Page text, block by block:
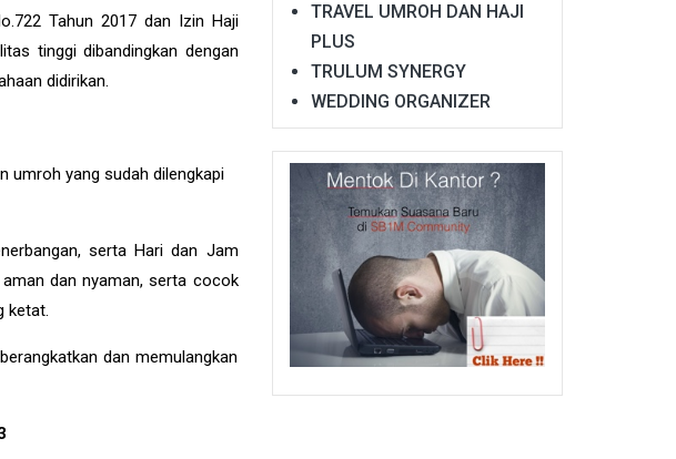
Tahun 2017 dan Izin Haji
tinggi dibandingkan dengan
didirikan.
umroh yang sudah dilengkapi
serta Hari dan Jam
dan nyaman, serta cocok
ketat.
dan memulangkan
TRAVEL UMROH DAN HAJI
PLUS
TRULUM SYNERGY
WEDDING ORGANIZER